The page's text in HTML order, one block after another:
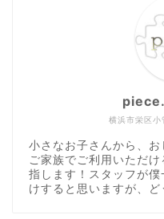
横浜市栄区小
小さなお子さんから、お
ご家族でご利用いただ
指します！スタッフが
けすると思いますが、ど